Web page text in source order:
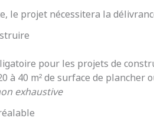
le projet nécessitera la
pour les projets de
à 40 m² de surface de
exhaustive